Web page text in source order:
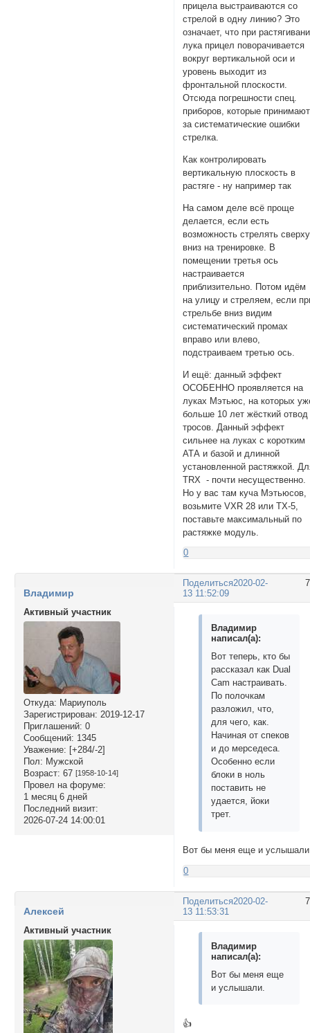
прицела выстраиваются со
стрелой в одну линию? Это
означает, что при
лука прицел поворачивается
вокруг вертикальной оси и
уровень выходит из
фронтальной плоскости.
Отсюда погрешности спец.
приборов, которые принимают
за систематические ошибки
стрелка.
Как контролировать
вертикальную плоскость в
растяге - ну например так
На самом деле всё проще
делается, если есть
возможность стрелять сверху
вниз на тренировке. В
помещении третья ось
настраивается
приблизительно. Потом идём
на улицу и стреляем, если
стрельбе вниз видим
систематический промах
вправо или влево,
подстраиваем третью ось.
И ещё: данный эффект
ОСОБЕННО проявляется на
луках Мэтьюс, на которых
больше 10 лет жёсткий отвод
тросов. Данный эффект
сильнее на луках с коротким
АТА и базой и длинной
установленной растяжкой.
TRX - почти несущественно.
Но у вас там куча Мэтьюсов,
возьмите VXR 28 или TX-5,
поставьте максимальный по
растяжке модуль.
0
Поделиться2020-02-
13 11:52:09
Владимир
Активный участник
Откуда: Мариуполь
Зарегистрирован: 2019-12-17
Приглашений: 0
Сообщений: 1345
Уважение: [+284/-2]
Пол: Мужской
Возраст: 67 [1958-10-14]
Провел на форуме:
1 месяц 6 дней
Последний визит:
2026-07-24 14:00:01
Владимир
написал(а):
Вот теперь, кто бы
рассказал как Dual
Cam настраивать.
По полочкам
разложил, что,
для чего, как.
Начиная от спеков
и до мерседеса.
Особенно если
блоки в ноль
поставить не
удается, йоки
трет.
Вот бы меня еще и
0
Поделиться2020-02-
13 11:53:31
Алексей
Активный участник
Владимир
написал(а):
Вот бы меня еще
и услышали.
👍